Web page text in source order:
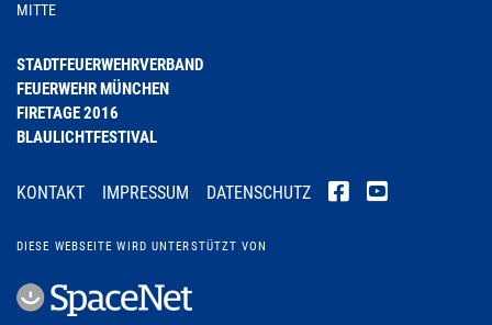
MITTE
STADTFEUERWEHRVERBAND
FEUERWEHR MÜNCHEN
FIRETAGE 2016
BLAULICHTFESTIVAL
KONTAKT IMPRESSUM DATENSCHUTZ
DIESE WEBSEITE WIRD UNTERSTÜTZT VON